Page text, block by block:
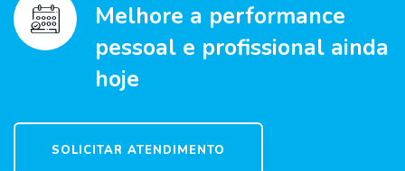
Melhore a performance
pessoal e profissional ainda
hoje
SOLICITAR ATENDIMENTO